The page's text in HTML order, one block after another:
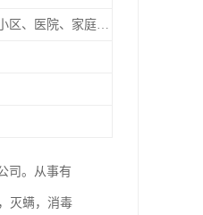
学校、餐饮、KTV、公园、小区、医院、家庭、超市
司。从事有
灭螨，消毒